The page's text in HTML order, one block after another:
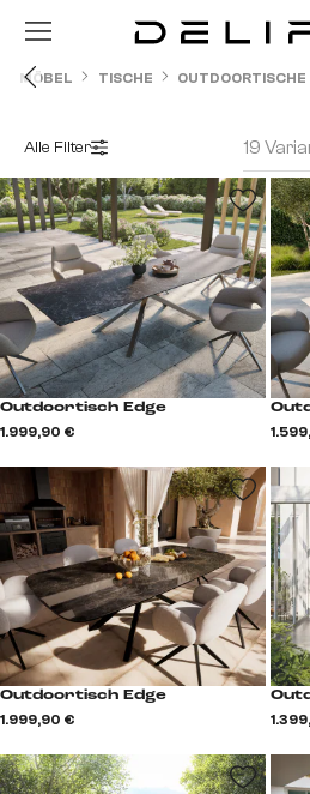
Zum Hauptinhalt springen
MÖBEL TISCHE OUTDOORTISCHE
Alle Filter 19
Outdoortisch Edge
1.999,90 €
Outdoortisch Edge
1.999,90 €